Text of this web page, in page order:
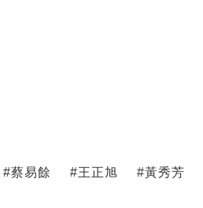
#蔡易餘 #王正旭 #黃秀芳